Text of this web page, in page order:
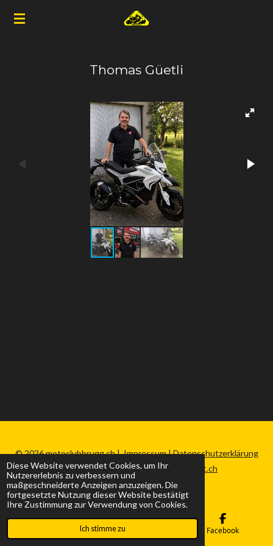
Diese Website verwendet Cookies, um Ihr
Nutzererlebnis zu verbessern und
maßgeschneiderte Anzeigen anzuzeigen. Die
fortgesetzte Nutzung dieser Website bestätigt
Ihre Zustimmung zur Verwendung von Cookies.
Ich stimme zu
Zum
Thomas Güetli
© 2026 motoclubbrugg.ch |Impressum|Datenschutzerklärung
|Sitemap|Made by nefweb-werkstatt.ch
Facebook